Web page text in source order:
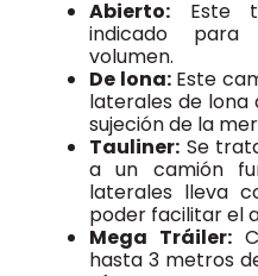
Abierto: Este
indicado
volumen.
De lona:Este
laterales de lona
sujeción de la
Tauliner: Se
a un camión
laterales lleva
poder facilitar el
Mega Tráiler:
hasta 3 metros